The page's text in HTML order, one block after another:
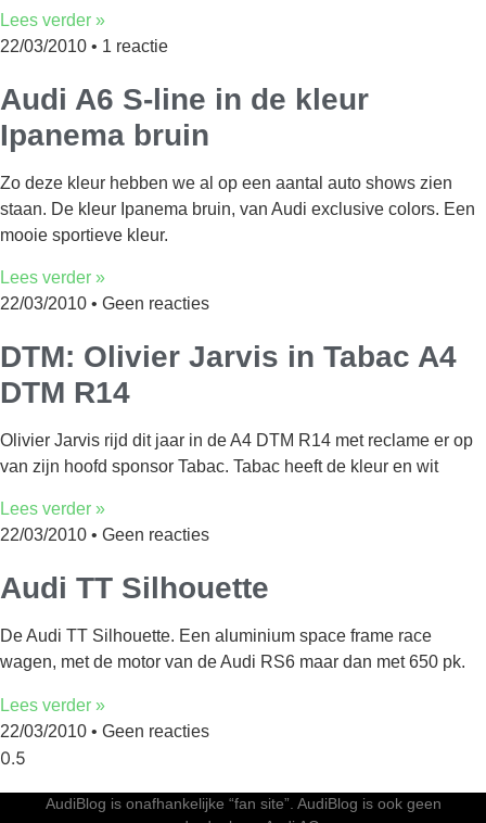
Lees verder »
22/03/2010
1 reactie
Audi A6 S-line in de kleur
Ipanema bruin
Zo deze kleur hebben we al op een aantal auto shows zien
staan. De kleur Ipanema bruin, van Audi exclusive colors. Een
mooie sportieve kleur.
Lees verder »
22/03/2010
Geen reacties
DTM: Olivier Jarvis in Tabac A4
DTM R14
Olivier Jarvis rijd dit jaar in de A4 DTM R14 met reclame er op
van zijn hoofd sponsor Tabac. Tabac heeft de kleur en wit
Lees verder »
22/03/2010
Geen reacties
Audi TT Silhouette
De Audi TT Silhouette. Een aluminium space frame race
wagen, met de motor van de Audi RS6 maar dan met 650 pk.
Lees verder »
22/03/2010
Geen reacties
AudiBlog is onafhankelijke “fan site”. AudiBlog is ook geen